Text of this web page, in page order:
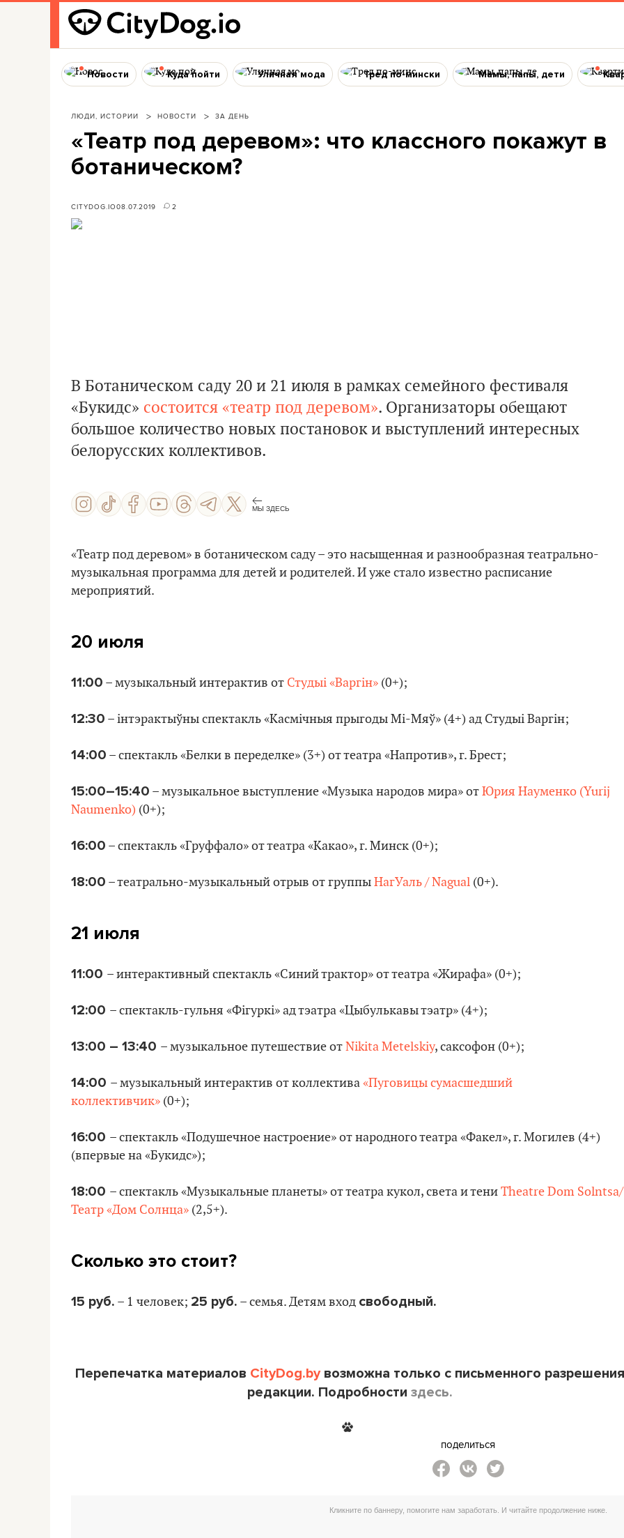
Новости Куда пойти Уличная мода Тред по-мински Мамы, папы, дети
ЛЮДИ, ИСТОРИИ НОВОСТИ ЗА ДЕНЬ
«Театр под деревом»: что классного покажут в
ботаническом?
CITYDOG.IO08.07.2019 2
В Ботаническом саду 20 и 21 июля в рамках семейного фестиваля
«Букидс» состоится «театр под деревом». Организаторы обещают
большое количество новых постановок и выступлений интересных
белорусских коллективов.
МЫ ЗДЕСЬ
«Театр под деревом» в ботаническом саду – это насыщенная и разнообразная театрально-
музыкальная программа для детей и родителей. И уже стало известно расписание
мероприятий.
20 июля
11:00 – музыкальный интерактив от Студыі «Варгін» (0+);
12:30 – інтэрактыўны спектакль «Касмічныя прыгоды Мі-Мяў» (4+) ад Студыі Варгін;
14:00 – спектакль «Белки в переделке» (3+) от театра «Напротив», г. Брест;
15:00–15:40 – музыкальное выступление «Музыка народов мира» отЮрия Науменко (Yurij
Naumenko) (0+);
16:00 – спектакль «Груффало» от театра «Какао», г. Минск (0+);
18:00 – театрально-музыкальный отрыв от группыНагУаль / Nagual (0+).
21 июля
11:00 – интерактивный спектакль «Синий трактор» от театра «Жирафа» (0+);
12:00 – спектакль-гульня «Фігуркі» ад тэатра «Цыбулькавы тэатр» (4+);
13:00 – 13:40 – музыкальное путешествие отNikita Metelskiy, саксофон (0+);
14:00 – музыкальный интерактив от коллектива«Пуговицы сумасшедший
коллективчик» (0+);
16:00 – спектакль «Подушечное настроение» от народного театра «Факел», г. Могилев (4+)
(впервые на «Букидс»);
18:00 – спектакль «Музыкальные планеты» от театра кукол, света и тениTheatre Dom Solntsa/
Театр «Дом Солнца» (2,5+).
Сколько это стоит?
15 руб. – 1 человек; 25 руб. – семья. Детям вход свободный.
Перепечатка материалов CityDog.byвозможна только с письменного разрешения
редакции. Подробности здесь.
поделиться